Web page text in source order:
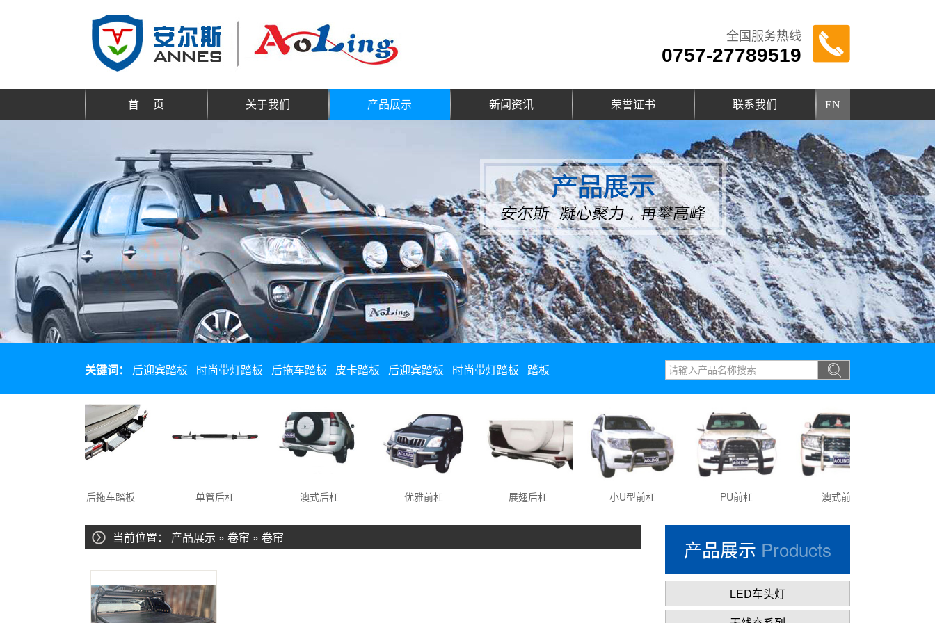
全国服务热线
0757-27789519
首 页 关于我们 产品展示 新闻资讯 荣誉证书 联系我们 EN
关键词： 后迎宾踏板 时尚带灯踏板 后拖车踏板 皮卡踏板 后迎宾踏板 时尚带灯踏板 踏板
后拖车踏板 单管后杠 澳式后杠 优雅前杠 展翅后杠 小U型前杠 PU前杠 澳式前杠
当前位置： 产品展示 » 卷帘 » 卷帘 产品展示 Products
LED车头灯